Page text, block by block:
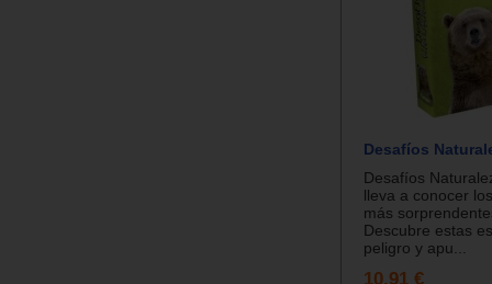
Desafíos
Desafíos
lleva a conocer
más
Descubre estas
peligro y apu...
10.91 €